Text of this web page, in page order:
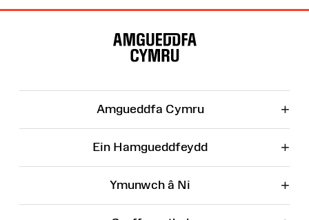
Amgueddfa Cymru +
Ein Hamgueddfeydd +
Ymunwch â Ni +